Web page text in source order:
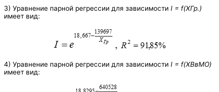
3) Уравнение парной регрессии для зависимости I = f(ХГр.)
имеет вид:
4) Уравнение парной регрессии для зависимости I = f(ХВвМО)
имеет вид: